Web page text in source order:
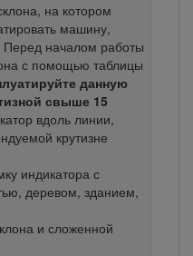
на котором
машину,
Перед началом работы
с помощью таблицы
данную
свыше 15
вдоль линии,
крутизне
индикатора с
деревом, зданием,
и сложенной